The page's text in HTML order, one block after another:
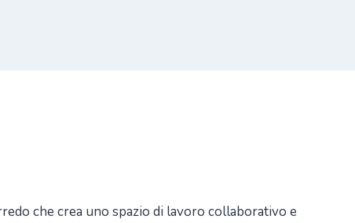
che crea uno spazio di lavoro collaborativo e